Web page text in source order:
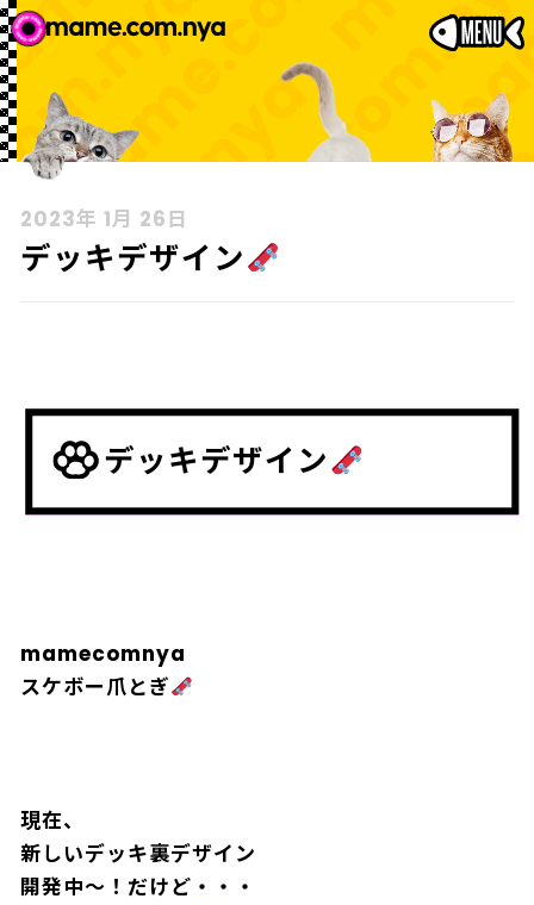
2023年 1月 26日
デッキデザイン
デッキデザイン
mamecomnya
スケボー爪とぎ
現在、
新しいデッキ裏デザイン
開発中〜！だけど・・・